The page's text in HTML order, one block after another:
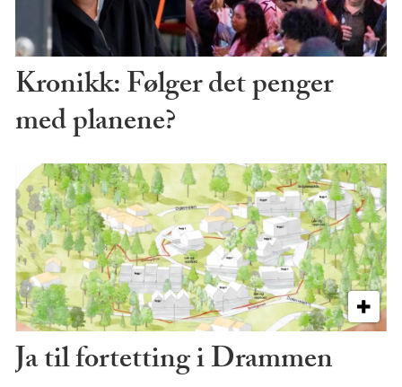
Kronikk: Følger det penger
med planene?
Ja til fortetting i Drammen